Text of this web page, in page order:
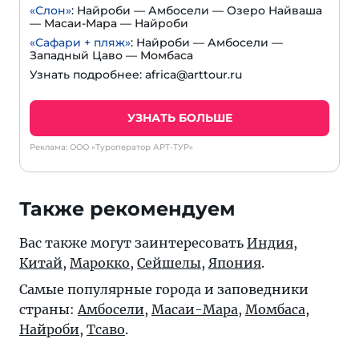
«Слон»: Найроби — Амбосели — Озеро Найваша
— Масаи-Мара — Найроби
«Сафари + пляж»: Найроби — Амбосели —
Западный Цаво — Момбаса
Узнать подробнее: africa@arttour.ru
УЗНАТЬ БОЛЬШЕ
Реклама: ООО «Туроператор АРТ-ТУР»
Также рекомендуем
Вас также могут заинтересовать Индия,
Китай, Марокко, Сейшелы, Япония.
Самые популярные города и заповедники
страны:Амбосели, Масаи-Мара, Момбаса,
Найроби, Тсаво.